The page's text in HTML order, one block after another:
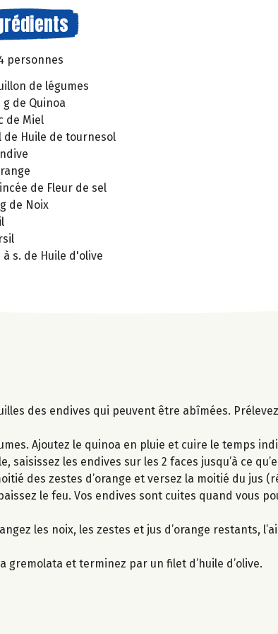
personnes
de légumes
g de Quinoa
de Miel
de Huile de tournesol
de Fleur de sel
de Noix
à s. de Huile d'olive
des endives qui peuvent être abîmées.
Ajoutez le quinoa en pluie et cuire le temps
saisissez les endives sur les 2 faces jusqu’à ce
des zestes d’orange et versez la moitié du jus
le feu. Vos endives sont cuites quand vous
les noix, les zestes et jus d’orange restants,
gremolata et terminez par un filet d’huile d’olive.